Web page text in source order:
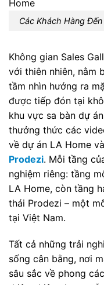
Các Khách Hàng
Không gian Sales
với thiên nhiên, nằm
tầm nhìn hướng ra
được tiếp đón tại
khu vực sa bàn dự
thưởng thức các
về dự án LA Home và
Prodezi. Mỗi tầng
nghiệm riêng: tầng
LA Home, còn tầng
thái Prodezi – một
tại Việt Nam.
Tất cả những trải
sống cân bằng, nơi
sâu sắc về phong